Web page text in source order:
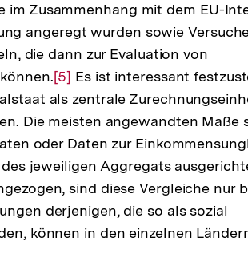
Zusammenhang mit dem EU-
angeregt wurden sowie
die dann zur Evaluation von
Zur
Auflösung
der
Fußnote
[5] Es ist interessant
als zentrale
Die meisten angewandten Maße
oder Daten zur
jeweiligen Aggregats
sind diese Vergleiche nur
derjenigen, die so als sozial
können in den einzelnen